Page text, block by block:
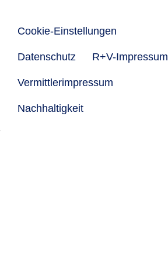
Cookie-Einstellungen
Datenschutz R+V-Impressum
Vermittlerimpressum
Nachhaltigkeit